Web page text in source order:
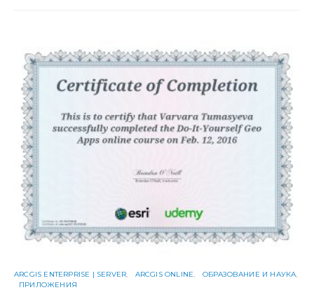
ARCGIS ENTERPRISE | SERVER ARCGIS ONLINE
ОБРАЗОВАНИЕ И НАУКА
ПРИЛОЖЕНИЯ